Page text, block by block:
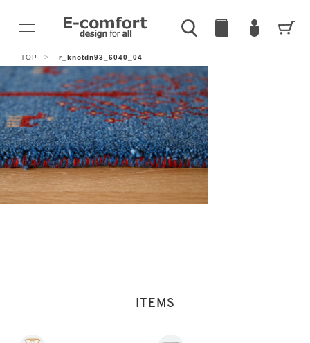
TOP > r_knotdn93_6040_04
ITEMS